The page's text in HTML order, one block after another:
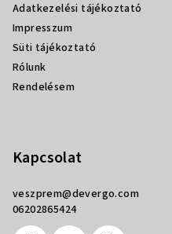
Adatkezelési tájékoztató
Impresszum
Süti tájékoztató
Rólunk
Rendelésem
Kapcsolat
veszprem@devergo.com
06202865424